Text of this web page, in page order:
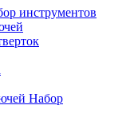
инструментов
Набор